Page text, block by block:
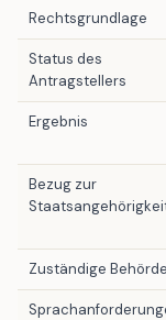
Rechtsgrundlage
Status des
Antragstellers
Ergebnis
Bezug zur
Zuständige Behörde